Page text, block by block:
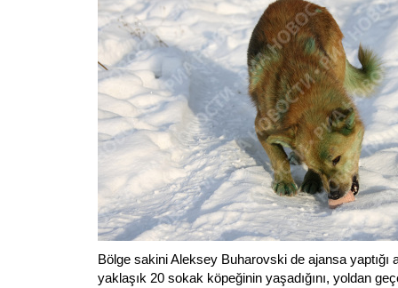
Bölge sakini Aleksey Buharovski de ajansa yaptığı
yaklaşık 20 sokak köpeğinin yaşadığını, yoldan